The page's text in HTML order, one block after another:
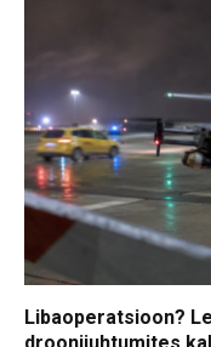
Libaoperatsioon?